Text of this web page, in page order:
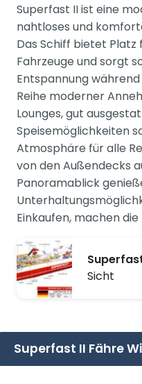
Superfast II ist eine
nahtloses und
Das Schiff bietet Platz
Fahrzeuge und sorgt
Entspannung
Reihe moderner
Lounges, gut
Speisemöglichkeiten
Atmosphäre für alle
von den Außendecks
Panoramablick
Einkaufen, machen
Sicht
Superfast II Fähre